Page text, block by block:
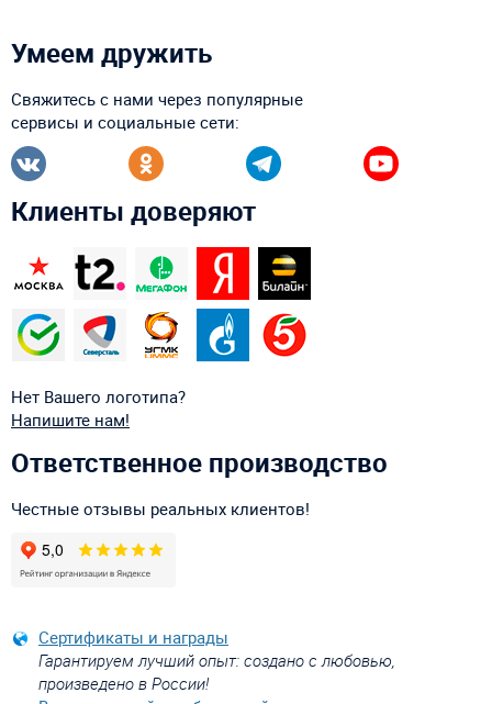
Умеем дружить
Свяжитесь с нами через популярные
сервисы и социальные сети:
Клиенты доверяют
Нет Вашего логотипа?
Напишите нам!
Ответственное производство
Честные отзывы реальных клиентов!
Сертификаты и награды
Гарантируем лучший опыт: создано с любовью,
произведено в России!